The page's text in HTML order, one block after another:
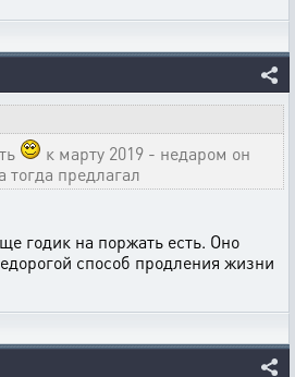
к марту 2019 - недаром он
тогда предлагал
годик на поржать есть. Оно
способ продления жизни